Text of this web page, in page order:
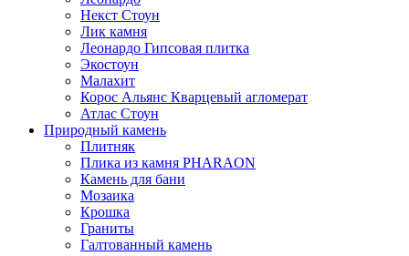
Некст Стоун
Лик камня
Леонардо Гипсовая плитка
Экостоун
Малахит
Корос Альянс Кварцевый агломерат
Атлас Стоун
Природный камень
Плитняк
Плика из камня PHARAON
Камень для бани
Мозаика
Крошка
Граниты
Галтованный камень